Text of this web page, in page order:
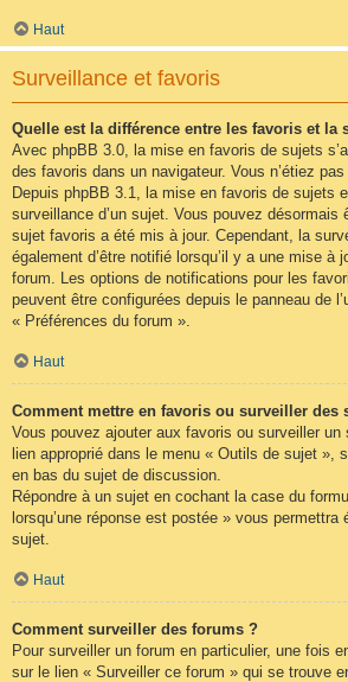
Haut
Surveillance et favoris
Quelle est la différence entre les favoris et la
Avec phpBB 3.0, la mise en favoris de sujets
des favoris dans un navigateur. Vous n’étiez
Depuis phpBB 3.1, la mise en favoris de sujets
surveillance d’un sujet. Vous pouvez désormais
sujet favoris a été mis à jour. Cependant, la
également d’être notifié lorsqu’il y a une mise à
forum. Les options de notifications pour les
peuvent être configurées depuis le panneau de
« Préférences du forum ».
Haut
Comment mettre en favoris ou surveiller des
Vous pouvez ajouter aux favoris ou surveiller
lien approprié dans le menu « Outils de sujet »,
en bas du sujet de discussion.
Répondre à un sujet en cochant la case du
lorsqu’une réponse est postée » vous
sujet.
Haut
Comment surveiller des forums ?
Pour surveiller un forum en particulier, une fois
sur le lien « Surveiller ce forum » qui se trouve